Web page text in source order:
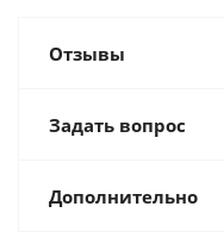
Отзывы
Задать вопрос
Дополнительно